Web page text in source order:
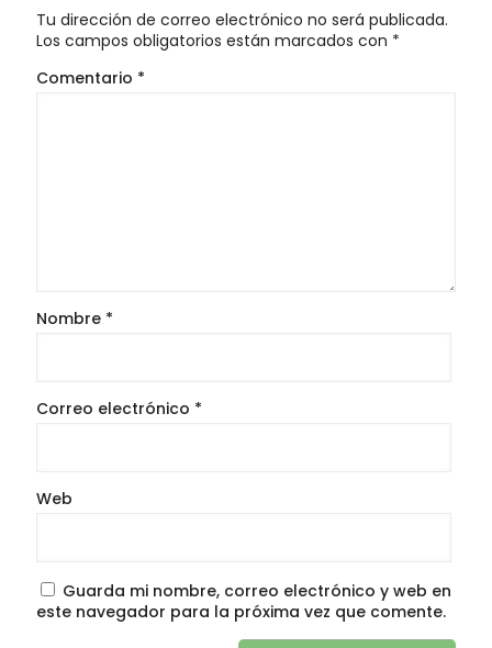
Tu dirección de correo electrónico no será publicada.
Los campos obligatorios están marcados con *
Comentario *
Nombre *
Correo electrónico *
Web
Guarda mi nombre, correo electrónico y web en
este navegador para la próxima vez que comente.